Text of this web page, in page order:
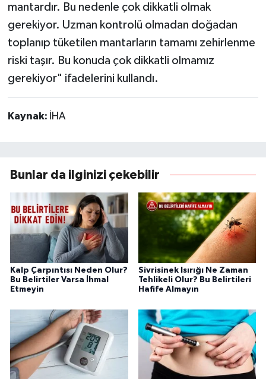
mantardır. Bu nedenle çok dikkatli olmak
gerekiyor. Uzman kontrolü olmadan doğadan
toplanıp tüketilen mantarların tamamı zehirlenme
riski taşır. Bu konuda çok dikkatli olmamız
gerekiyor" ifadelerini kullandı.
Kaynak: İHA
Bunlar da ilginizi çekebilir
Kalp Çarpıntısı Neden Olur?
Bu Belirtiler Varsa İhmal
Etmeyin
Sivrisinek Isırığı Ne Zaman
Tehlikeli Olur? Bu Belirtileri
Hafife Almayın